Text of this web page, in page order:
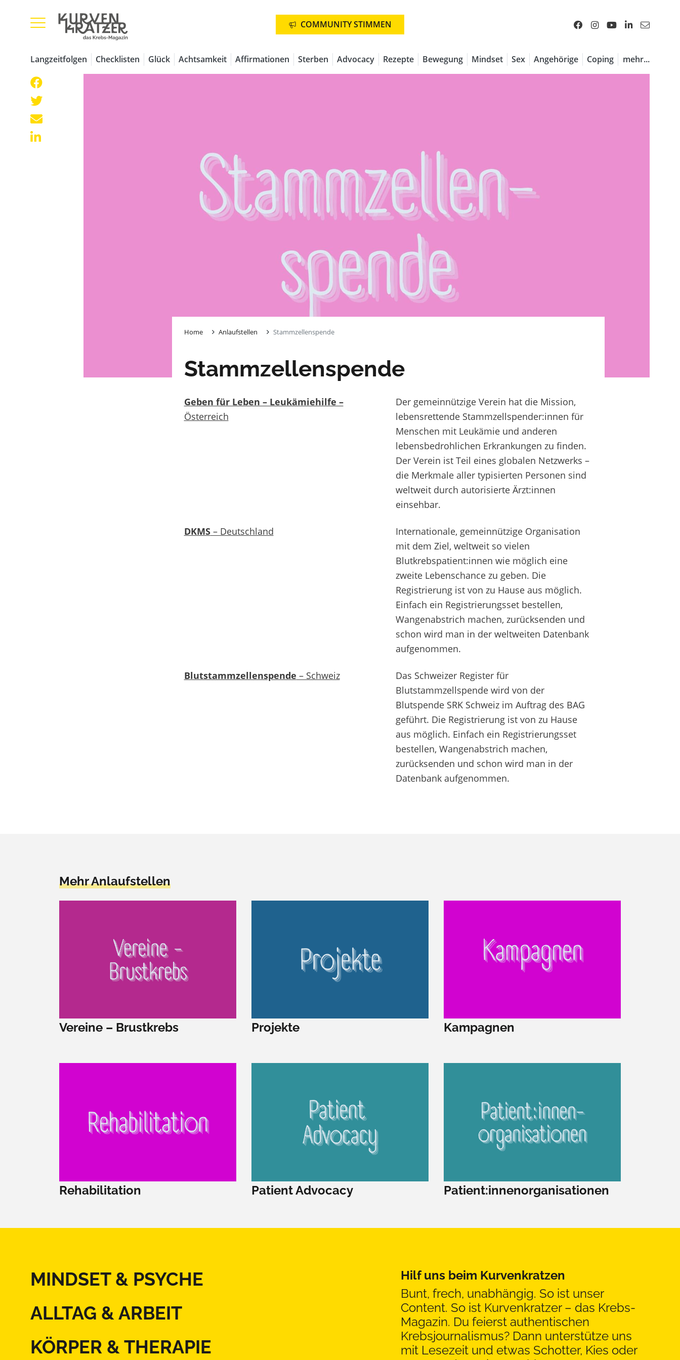
COMMUNITY STIMMEN
Langzeitfolgen Checklisten Glück Achtsamkeit Affirmationen Sterben Advocacy Rezepte Bewegung Mindset Sex Angehörige Coping mehr...
Home Anlaufstellen Stammzellenspende
Stammzellenspende
Geben für Leben – Leukämiehilfe –
Österreich
Der gemeinnützige Verein hat die Mission,
lebensrettende Stammzellspender:innen für
Menschen mit Leukämie und anderen
lebensbedrohlichen Erkrankungen zu finden.
Der Verein ist Teil eines globalen Netzwerks –
die Merkmale aller typisierten Personen sind
weltweit durch autorisierte Ärzt:innen
einsehbar.
DKMS– Deutschland
Internationale, gemeinnützige Organisation
mit dem Ziel, weltweit so vielen
Blutkrebspatient:innen wie möglich eine
zweite Lebenschance zu geben. Die
Registrierung ist von zu Hause aus möglich.
Einfach ein Registrierungsset bestellen,
Wangenabstrich machen, zurücksenden und
schon wird man in der weltweiten Datenbank
aufgenommen.
Blutstammzellenspende – Schweiz
Das Schweizer Register für
Blutstammzellspende wird von der
Blutspende SRK Schweiz im Auftrag des BAG
geführt. Die Registrierung ist von zu Hause
aus möglich. Einfach ein Registrierungsset
bestellen, Wangenabstrich machen,
zurücksenden und schon wird man in der
Datenbank aufgenommen.
Mehr Anlaufstellen
Vereine – Brustkrebs Projekte Kampagnen
Rehabilitation Patient Advocacy Patient:innenorganisationen
MINDSET & PSYCHE
ALLTAG & ARBEIT
KÖRPER & THERAPIE
Hilf uns beim Kurvenkratzen
Bunt, frech, unabhängig. So ist unser
Content. So ist Kurvenkratzer – das Krebs-
Magazin. Du feierst authentischen
Krebsjournalismus? Dann unterstütze uns
mit Lesezeit und etwas Schotter, Kies oder